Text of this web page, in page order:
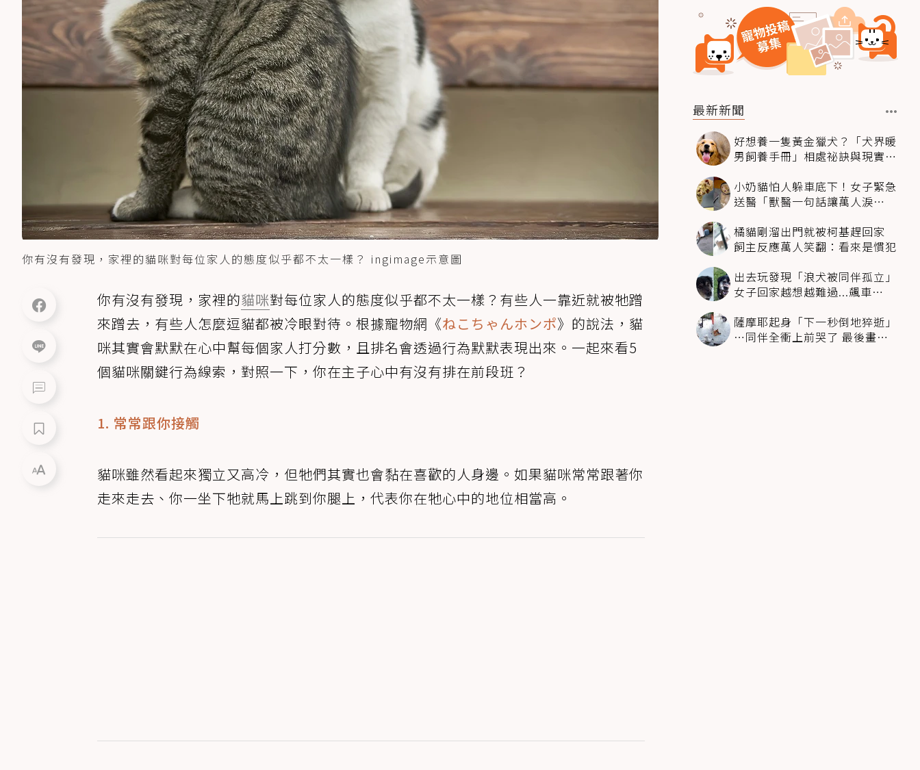
你有沒有發現，家裡的貓咪對每位家人的態度似乎都不太一樣？ ingimage示意圖
你有沒有發現，家裡的貓咪對每位家人的態度似乎都不太一樣？有些人一靠近就被牠蹭
來蹭去，有些人怎麼逗貓都被冷眼對待。根據寵物網《ねこちゃんホンポ》的說法，貓
咪其實會默默在心中幫每個家人打分數，且排名會透過行為默默表現出來。一起來看5
個貓咪關鍵行為線索，對照一下，你在主子心中有沒有排在前段班？
1. 常常跟你接觸
貓咪雖然看起來獨立又高冷，但牠們其實也會黏在喜歡的人身邊。如果貓咪常常跟著你
走來走去、你一坐下牠就馬上跳到你腿上，代表你在牠心中的地位相當高。
最新新聞
好想養一隻黃金獵犬？「犬界暖
男飼養手冊」相處祕訣與現實面
小奶貓怕人躲車底下！女子緊急
送醫「獸醫一句話讓萬人淚
橘貓剛溜出門就被柯基趕回家
飼主反應萬人笑翻：看來是慣犯
出去玩發現「浪犬被同伴孤立」
女子回家越想越難過...飆車
薩摩耶起身「下一秒倒地猝逝」
…同伴全衝上前哭了 最後畫面